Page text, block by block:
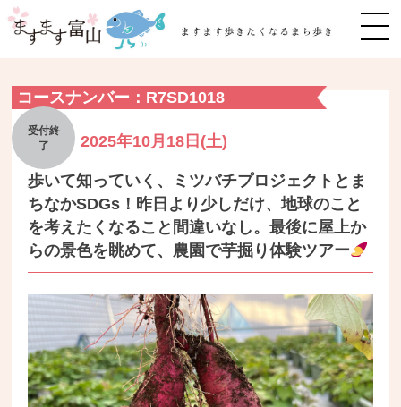
コースナンバー：R7SD1018
2025年10月18日(土)
歩いて知っていく、ミツバチプロジェクトとま
ちなかSDGs！昨日より少しだけ、地球のこと
を考えたくなること間違いなし。最後に屋上か
らの景色を眺めて、農園で芋掘り体験ツアー